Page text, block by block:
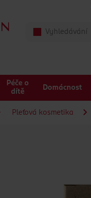
Péče o
dítě
Domácnost
Pleťová kosmetika